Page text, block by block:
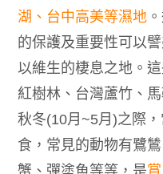
湖、台中高美等濕地
的保護及重要性可以
以維生的棲息之地。
紅樹林、台灣蘆竹、
秋冬(10月~5月)之際
食，常見的動物有鷺
蟹、彈塗魚等等，是